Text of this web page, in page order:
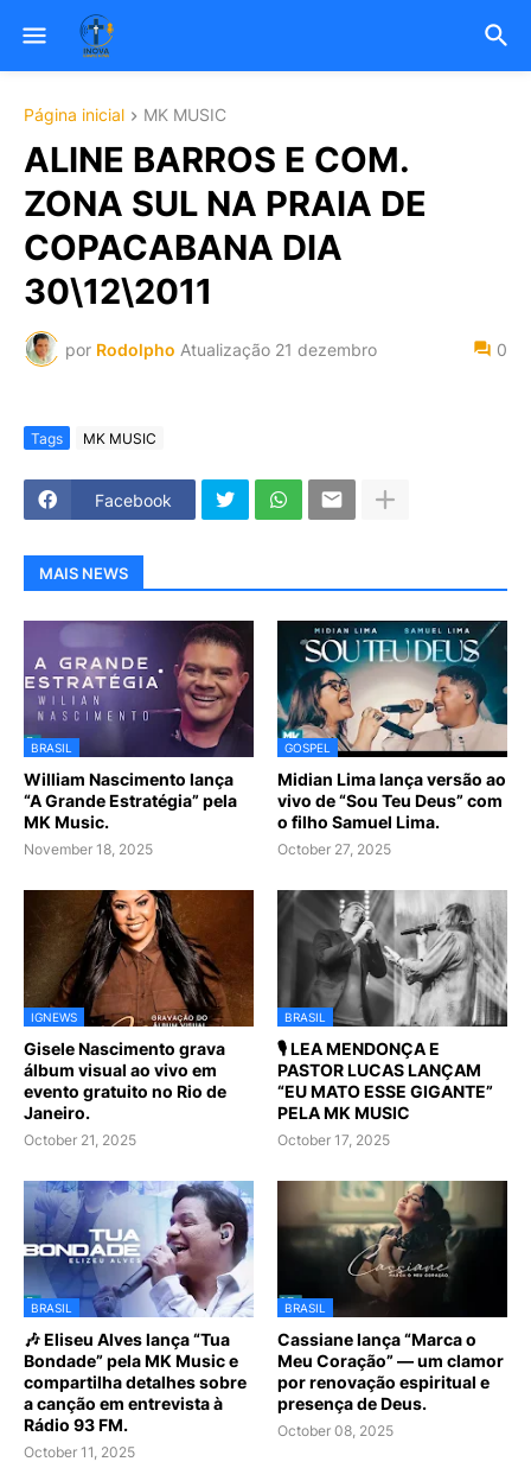
Página inicial MK MUSIC
ALINE BARROS E COM.
ZONA SUL NA PRAIA DE
COPACABANA DIA
30\12\2011
por Rodolpho Atualização 21 dezembro 0
Tags MK MUSIC
Facebook
MAIS NEWS
BRASIL
William Nascimento lança
“A Grande Estratégia” pela
MK Music.
November 18, 2025
GOSPEL
Midian Lima lança versão ao
vivo de “Sou Teu Deus” com
o filho Samuel Lima.
October 27, 2025
IGNEWS
Gisele Nascimento grava
álbum visual ao vivo em
evento gratuito no Rio de
Janeiro.
October 21, 2025
BRASIL
🎙️ LEA MENDONÇA E
PASTOR LUCAS LANÇAM
“EU MATO ESSE GIGANTE”
PELA MK MUSIC
October 17, 2025
BRASIL
🎶 Eliseu Alves lança “Tua
Bondade” pela MK Music e
compartilha detalhes sobre
a canção em entrevista à
Rádio 93 FM.
October 11, 2025
BRASIL
Cassiane lança “Marca o
Meu Coração” — um clamor
por renovação espiritual e
presença de Deus.
October 08, 2025